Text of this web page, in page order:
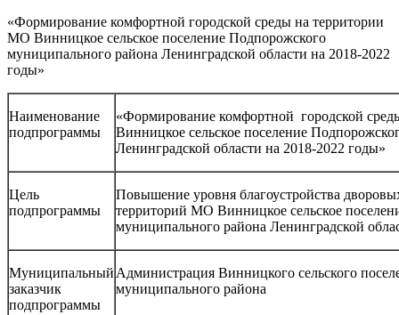
«Формирование комфортной городской среды на территории
МО Винницкое сельское поселение Подпорожского
муниципального района Ленинградской области на 2018-2022
годы»
Наименование
подпрограммы
«Формирование комфортной городской
Винницкое сельское поселение
Ленинградской области на 2018-2022 годы»
Цель
подпрограммы
Повышение уровня благоустройства
территорий МО Винницкое сельское
муниципального района Ленинградской
Муниципальный
заказчик
подпрограммы
Администрация Винницкого сельского
муниципального района